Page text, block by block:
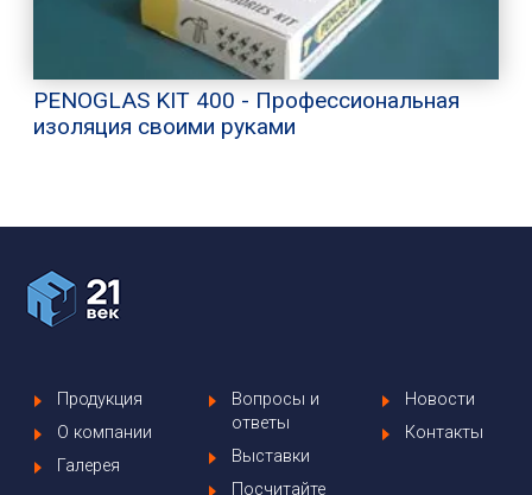
PENOGLAS KIT 400 - Профессиональная
изоляция своими руками
Продукция
О компании
Галерея
Вопросы и
ответы
Выставки
Посчитайте
Новости
Контакты